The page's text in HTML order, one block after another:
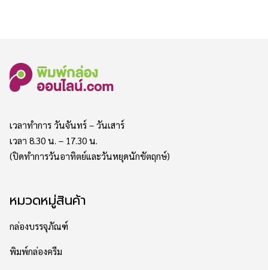
เวลาทำการ วันจันทร์ – วันเสาร์
เวลา 8.30 น. – 17.30 น.
(ปิดทำการวันอาทิตย์และวันหยุดนักขัตฤกษ์)
หมวดหมู่สินค้า
กล่องบรรจุภัณฑ์
พิมพ์กล่องครีม